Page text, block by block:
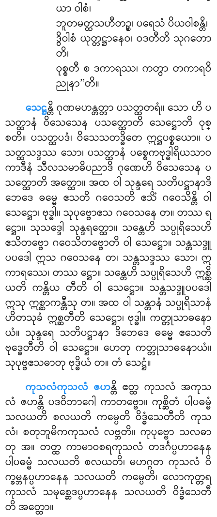
ယာ ဝါစံ၊
ဘူတမတ္ထသဟီတဉ္စ၊ ပရေသံ ပိယဝါစန္တိ၊
ဒွိဝါစံ ယုတ္တဋ္ဌာနေဝ၊ ဝဒတီတိ သုဂတော
တိ၊
ဝုစ္စတီ စ ဒကာရဿ၊ ကတွာ တကာရဝိ
ညုနာ’’တိ။
သေဋ္ဌန္တိ ဂုဏမဟန္တတ္တာ ပသတ္ထတရံ။ သော ဟိ ပ
သတ္ထာနံ ဝိသေသေန ပသတ္ထောတိ သေဋ္ဌောတိ ဝုစ္
စတိ။ ပသတ္ထပဒံ၊ ဝိသေသတဒ္ဓိတေ ဣဋ္ဌပစ္စယော။ ပ
သတ္ထသဒ္ဒဿ သော၊ ပသတ္ထာနံ ပစ္စေကဗုဒ္ဓါရိယသာဝ
ကာဒီနံ သီလသမာဓိပညာဒိ ဂုဏေဟိ ဝိသေသေန ပ
သတ္ထောတိ အတ္ထော။ အထ ဝါ သုန္ဒရေ သတိပဋ္ဌာနာဒိ
ဘေဒေ ဓမ္မေ ဧသတိ ဂဝေသတိ ဧသိံ ဂဝေသိန္တိ ဝါ
သေဋ္ဌော၊ ဗုဒ္ဓါ။ သုပုဗ္ဗောဧသ ဂဝေသနေ တ။ တဿ ရ
ဋ္ဌော။ သုသဒ္ဒေါ သုန္ဒရတ္ထော။ သန္တေဟိ သပ္ပုရိသေဟိ
ဧသိတဗ္ဗော ဂဝေသိတဗ္ဗောတိ ဝါ သေဋ္ဌော။ သန္တသဒ္ဒူ
ပပဒေါ ဣသ ဂဝေသနေ တ၊ သန္တသဒ္ဒဿ သော၊ ဣ
ကာရဿေ၊ တဿ ဋ္ဌော။ သန္တေဟိ သပ္ပုရိသေဟိ ဣစ္ဆိ
ယတိ ကန္တိယ တီတိ ဝါ သေဋ္ဌော။ သန္တသဒ္ဒူပပဒေါ
ဣသု ဣစ္ဆာကန္တီသု တ။ အထ ဝါ သန္တာနံ သပ္ပုရိသာနံ
ဟိတသုခံ ဣစ္ဆတီတိ သေဋ္ဌော၊ ဗုဒ္ဓါ။ ကတ္တုသာဓနော
ယံ။ သုန္ဒရေ သတိပဋ္ဌာနာ ဒိဘေဒေ ဓမ္မေ ဧသေတိ
ဗုဒ္ဓေတီတိ ဝါ သေဋ္ဌော။ ဟေတု ကတ္တုသာဓနောယံ။
သုပုဗ္ဗဧသဓာတု ဗုဒ္ဓိယံ တ။ တံ သေဋ္ဌံ။
ကုသလံကုသလံ ဇဟန္တိ ဧတ္ထ ကုသလံ အကုသ
လံ ဇဟန္တိ ပဒဝိဘာဂေါ ကာတဗ္ဗော။ ကုစ္ဆိတံ ပါပဓမ္မံ
သလယတိ စလယတိ ကမ္ပေတိ ဝိဒ္ဓံသေတီတိ ကုသ
လံ၊ စတုဘူမိကကုသလံ လဗ္ဘတိ။ ကုပုဗ္ဗော သလဓာ
တု အ။ တတ္ထ ကာမာဝစရကုသလံ တဒင်္ဂပ္ပဟာနေန
ပါပဓမ္မံ သလယတိ စလယတိ၊ မဟဂ္ဂတ ကုသလံ ဝိ
က္ခမ္ဘနပ္ပဟာနေန သလယတိ ကမ္ပေတိ၊ လောကုတ္တရ
ကုသလံ သမုစ္ဆေဒပ္ပဟာနေန သလယတိ ဝိဒ္ဓံသေတီ
တိ အတ္ထော။